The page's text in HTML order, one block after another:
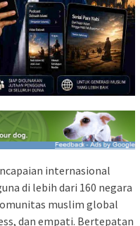
internasional
di lebih dari 160 negara
muslim global
dan empati. Bertepatan